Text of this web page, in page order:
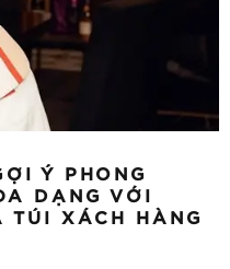
Ý PHONG
DẠNG VỚI
TÚI XÁCH HÀNG